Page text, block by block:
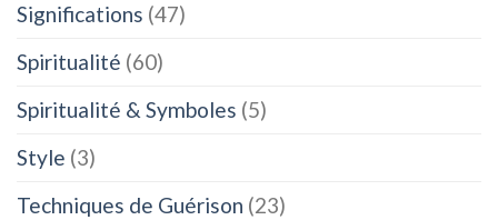
Significations (47)
Spiritualité (60)
Spiritualité & Symboles (5)
Style (3)
Techniques de Guérison (23)